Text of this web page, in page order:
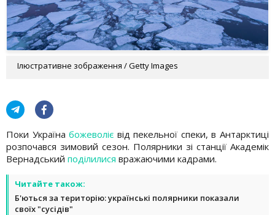
Ілюстративне зображення / Getty Images
Поки Українабожеволіє від пекельної спеки, в Антарктиці
розпочався зимовий сезон. Полярники зі станції Академік
Вернадський поділилися вражаючими кадрами.
Читайте також:
Б'ються за територію: українські полярники показали
своїх "сусідів"